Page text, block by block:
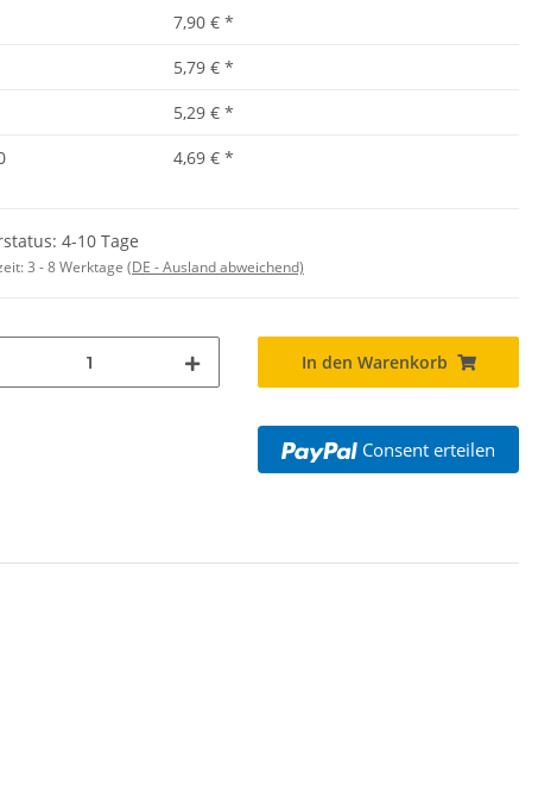
7,90 € *
5,79 € *
5,29 € *
4,69 € *
4-10 Tage
3 - 8 Werktage (DE - Ausland abweichend)
In den Warenkorb
Consent erteilen